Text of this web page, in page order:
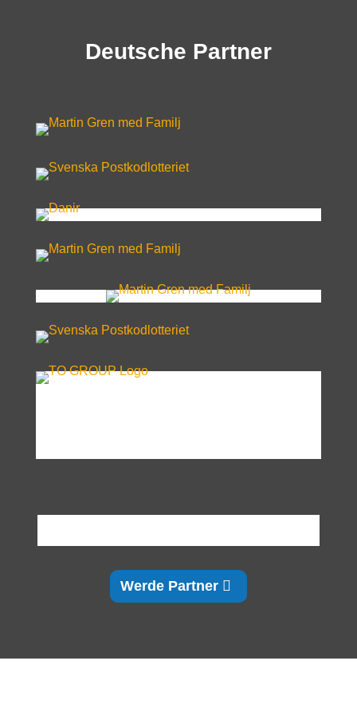
Deutsche Partner
Werde Partner